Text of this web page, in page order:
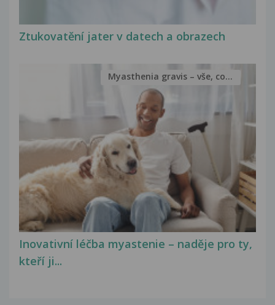
Ztukovatění jater v datech a obrazech
Inovativní léčba myastenie – naděje pro ty,
kteří ji...
Myasthenia gravis – vše, co...